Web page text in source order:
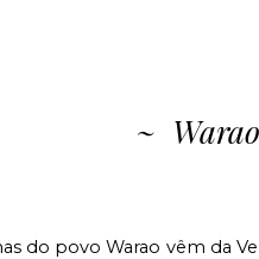
~
do povo Warao vêm da